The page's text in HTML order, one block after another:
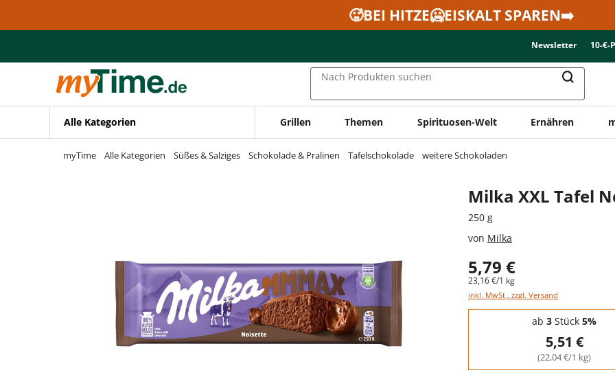
Zur Navigation springen
🥵BEI HITZE🥶EISKALT SPAREN➡️
Newsletter 10-€-
Nach Produkten suchen
Alle Kategorien Grillen Themen Spirituosen-Welt Ernähren
myTime Alle Kategorien Süßes & Salziges Schokolade & Pralinen Tafelschokolade weitere Schokoladen
Milka XXL Tafel
250 g
von Milka
5,79 €
23,16 €/1 kg
inkl. MwSt., zzgl. Versand
Staffelpreise - Mengenrabatt
ab 3 Stück 5%
5,51 €
(22,04 €/1 kg)